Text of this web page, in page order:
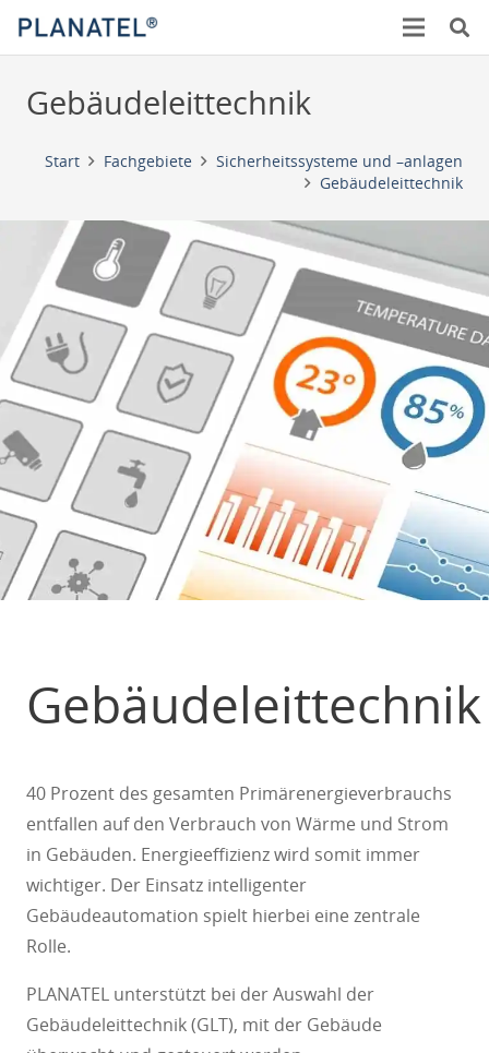
Gebäudeleittechnik
Start Fachgebiete
Sicherheitssysteme und –anlagen
Gebäudeleittechnik
Gebäudeleittechnik
40 Prozent des gesamten Primärenergieverbrauchs
entfallen auf den Verbrauch von Wärme und Strom
in Gebäuden. Energieeffizienz wird somit immer
wichtiger. Der Einsatz intelligenter
Gebäudeautomation spielt hierbei eine zentrale
Rolle.
PLANATEL unterstützt bei der Auswahl der
Gebäudeleittechnik (GLT), mit der Gebäude